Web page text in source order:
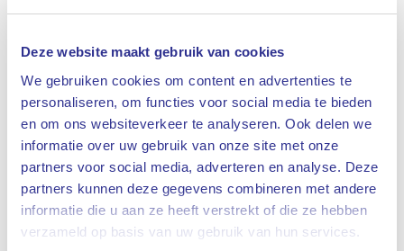
Deze website maakt gebruik van cookies
We gebruiken cookies om content en advertenties te
personaliseren, om functies voor social media te bieden
en om ons websiteverkeer te analyseren. Ook delen we
informatie over uw gebruik van onze site met onze
partners voor social media, adverteren en analyse. Deze
partners kunnen deze gegevens combineren met andere
informatie die u aan ze heeft verstrekt of die ze hebben
verzameld op basis van uw gebruik van hun services.
Sluiten
Box 3: rem op innovatie of ruis in het debat?
Vernieuwde pensioenstelsel
01 juli 2026